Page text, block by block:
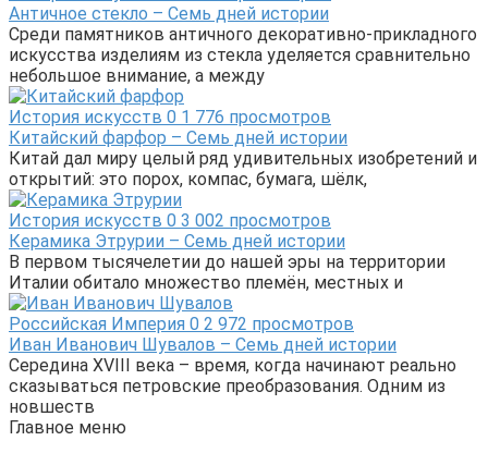
Античное стекло – Семь дней истории
Среди памятников античного декоративно-прикладного
искусства изделиям из стекла уделяется сравнительно
небольшое внимание, а между
История искусств 0 1 776 просмотров
Китайский фарфор – Семь дней истории
Китай дал миру целый ряд удивительных изобретений и
открытий: это порох, компас, бумага, шёлк,
История искусств 0 3 002 просмотров
Керамика Этрурии – Семь дней истории
В первом тысячелетии до нашей эры на территории
Италии обитало множество племён, местных и
Российская Империя 0 2 972 просмотров
Иван Иванович Шувалов – Семь дней истории
Середина XVIII века – время, когда начинают реально
сказываться петровские преобразования. Одним из
новшеств
Главное меню